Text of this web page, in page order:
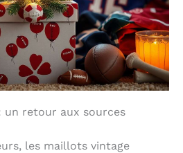
un retour aux sources
les maillots vintage